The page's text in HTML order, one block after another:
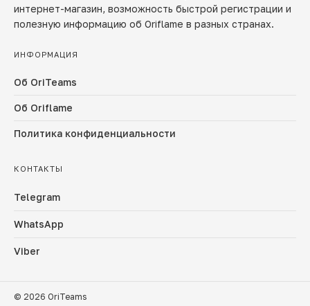
интернет-магазин, возможность быстрой регистрации и
полезную информацию об Oriflame в разных странах.
ИНФОРМАЦИЯ
Об OriTeams
Об Oriflame
Политика конфиденциальности
КОНТАКТЫ
Telegram
WhatsApp
Viber
© 2026 OriTeams